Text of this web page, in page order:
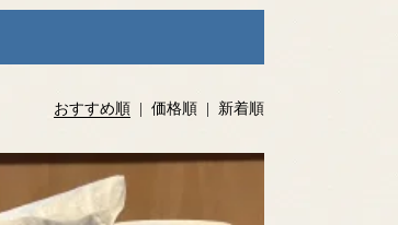
おすすめ順 | 価格順 | 新着順